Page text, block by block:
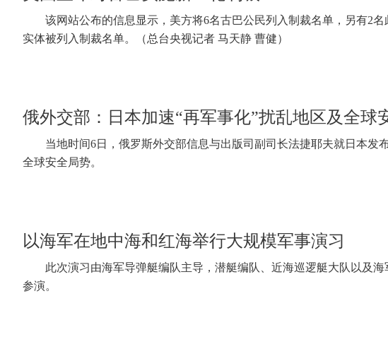
该网站公布的信息显示，美方将6名古巴公民列入制裁名单，另有2
实体被列入制裁名单。（总台央视记者 马天静 曹健）
俄外交部：日本加速“再军事化”扰乱地区及全球
当地时间6日，俄罗斯外交部信息与出版司副司长法捷耶夫就日本发
全球安全局势。
以海军在地中海和红海举行大规模军事演习
此次演习由海军导弹艇编队主导，潜艇编队、近海巡逻艇大队以及
参演。